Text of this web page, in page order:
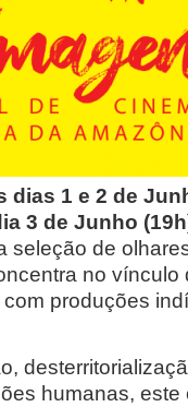
dias 1 e 2 de
3 de Junho
seleção de
no vínculo
produções
humanas, este